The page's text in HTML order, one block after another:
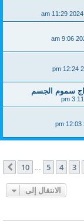
سموم الجسم
3
4
5
10 التالي
الانتقال إلى